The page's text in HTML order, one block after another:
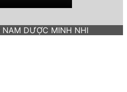
DƯỢC MINH NHI